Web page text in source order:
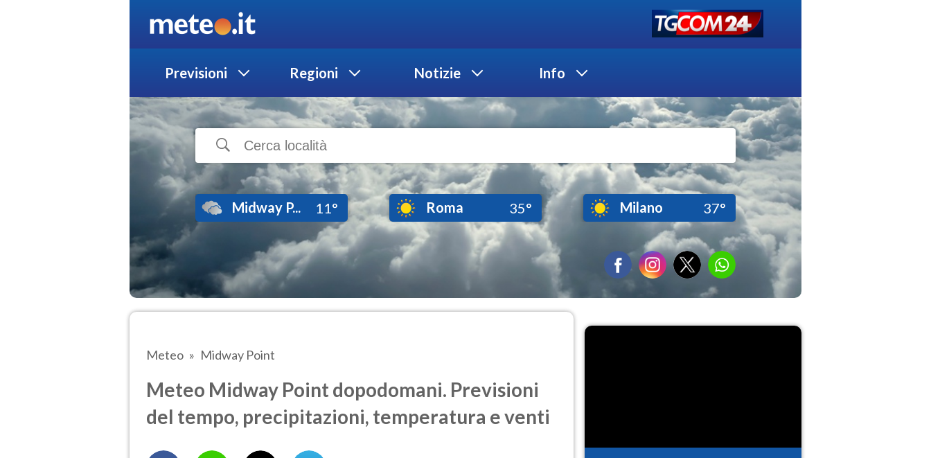
Previsioni Regioni Notizie Info
Midway P... 11° Roma 35° Milano 37°
Meteo Midway Point
Meteo Midway Point dopodomani. Previsioni
del tempo, precipitazioni, temperatura e venti